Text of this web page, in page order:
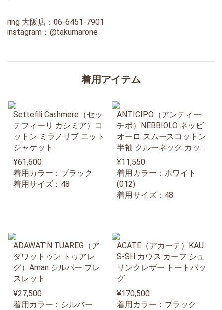
ring 大阪店：06-6451-7901
instagram： @takumarone
着用アイテム
Settefili Cashmere（セッ
テフィーリ カシミア）コ
ットン ミラノリブ ニット
ジャケット
¥61,600
着用カラー：ブラック
着用サイズ：48
ANTICIPO（アンティー
チポ）NEBBIOLO ネッビ
オーロ スムースコットン
半袖 クルーネック カット
ソー
¥11,550
着用カラー：ホワイト
(012)
着用サイズ：48
ADAWAT'N TUAREG（ア
ダワットゥン トゥアレ
グ）Aman シルバー ブレ
スレット
¥27,500
着用カラー：シルバー
ACATE（アカーテ）KAU
S-SH カウス カーフ シュ
リンクレザー トートバッ
グ
¥170,500
着用カラー：ブラック